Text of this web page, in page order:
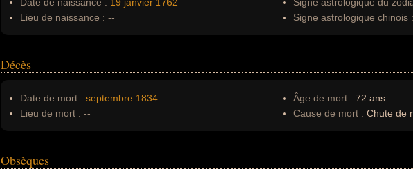
Lieu de naissance : --
Signe astrologique chinois :
Décès
Date de mort : septembre 1834
Lieu de mort : --
Âge de mort : 72 ans
Cause de mort : Chute de
Obsèques